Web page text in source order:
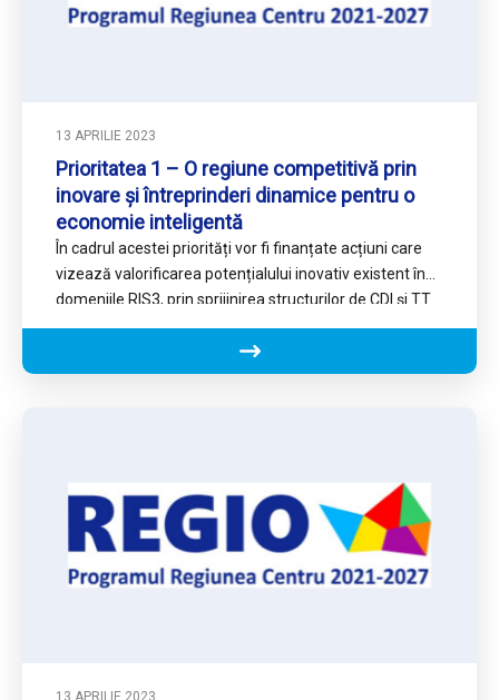
13 APRILIE 2023
Prioritatea 1 – O regiune competitivă prin
inovare și întreprinderi dinamice pentru o
economie inteligentă
În cadrul acestei priorități vor fi finanțate acțiuni care
vizează valorificarea potențialului inovativ existent în
domeniile RIS3, prin sprijinirea structurilor de CDI și TT
care…
13 APRILIE 2023